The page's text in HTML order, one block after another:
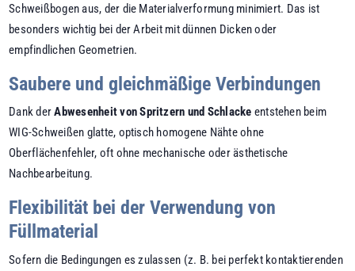
Schweißbogen aus, der die Materialverformung minimiert. Das ist
besonders wichtig bei der Arbeit mit dünnen Dicken oder
empfindlichen Geometrien.
Saubere und gleichmäßige Verbindungen
Dank derAbwesenheit von Spritzern und Schlacke entstehen beim
WIG-Schweißen glatte, optisch homogene Nähte ohne
Oberflächenfehler, oft ohne mechanische oder ästhetische
Nachbearbeitung.
Flexibilität bei der Verwendung von
Füllmaterial
Sofern die Bedingungen es zulassen (z. B. bei perfekt kontaktierenden